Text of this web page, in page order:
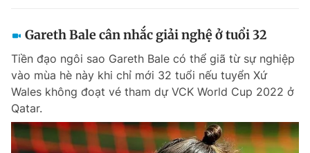
Gareth Bale cân nhắc giải nghệ ở tuổi 32
Tiền đạo ngôi sao Gareth Bale có thể giã từ sự nghiệp
vào mùa hè này khi chỉ mới 32 tuổi nếu tuyển Xứ
Wales không đoạt vé tham dự VCK World Cup 2022 ở
Qatar.